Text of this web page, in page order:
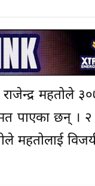
महतोले
पाएका छन् ।
महतोलाई